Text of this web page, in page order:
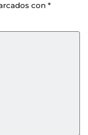
con *